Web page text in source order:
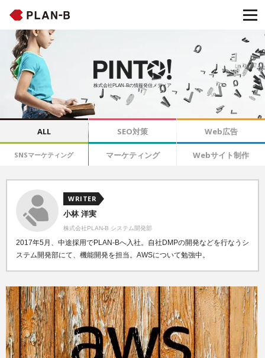
株式会社PLAN-Bの情報発信メディア
ALL SEO対策 Web広告
SNSマーケティング マーケティング Webサイト制作
WRITER
小林 洋実
株式会社PLAN-B システム開発部
2017年5月、中途採用でPLAN-Bへ入社。自社DMPの開発などを行なうシ
ステム開発部にて、機能開発を担当。AWSについて勉強中。